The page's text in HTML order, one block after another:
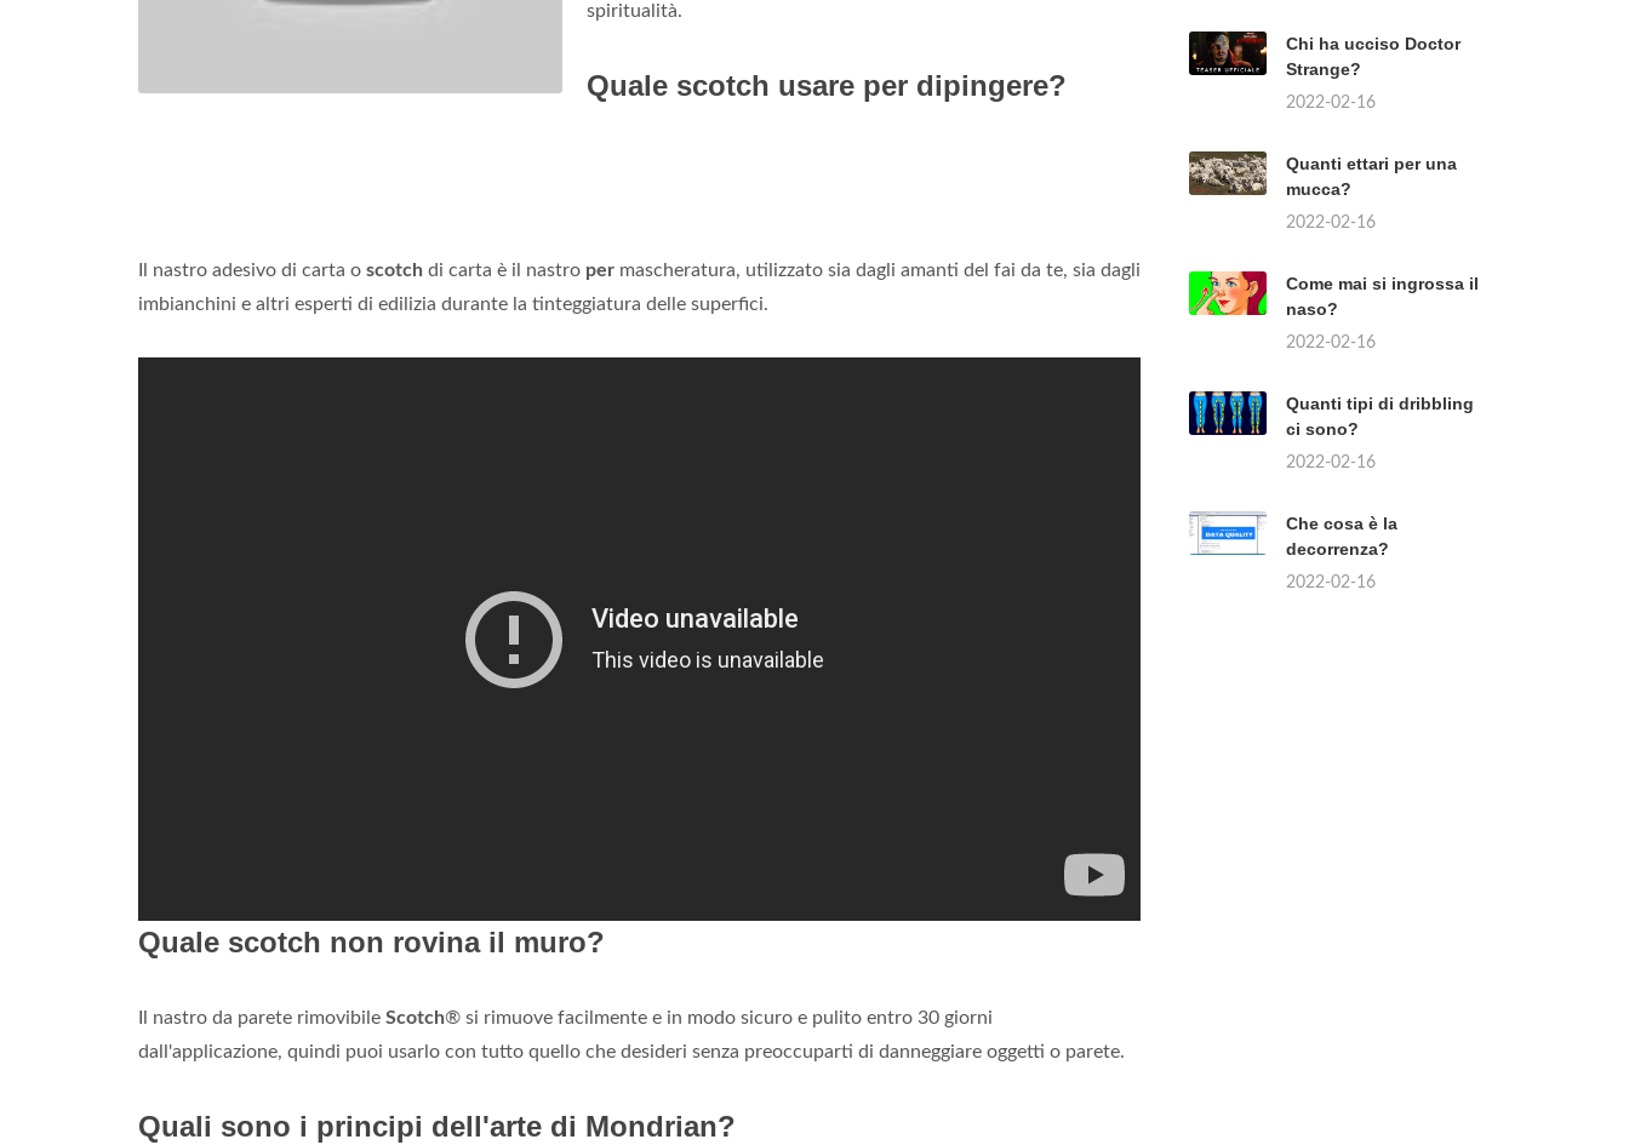
spiritualità.
Quale scotch usare per dipingere?
Il nastro adesivo di carta o scotch di carta è il nastro per mascheratura, utilizzato sia dagli amanti del fai da te, sia dagli
imbianchini e altri esperti di edilizia durante la tinteggiatura delle superfici.
Quale scotch non rovina il muro?
Il nastro da parete rimovibile Scotch® si rimuove facilmente e in modo sicuro e pulito entro 30 giorni
dall'applicazione, quindi puoi usarlo con tutto quello che desideri senza preoccuparti di danneggiare oggetti o parete.
Quali sono i principi dell'arte di Mondrian?
Chi ha ucciso Doctor
Strange?
2022-02-16
Quanti ettari per una
mucca?
2022-02-16
Come mai si ingrossa il
naso?
2022-02-16
Quanti tipi di dribbling
ci sono?
2022-02-16
Che cosa è la
decorrenza?
2022-02-16